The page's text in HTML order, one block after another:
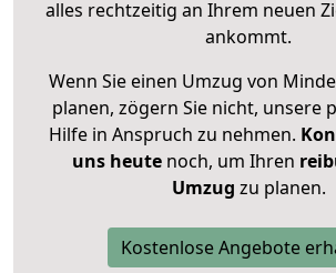
alles rechtzeitig an Ihrem neuen
ankommt.
Wenn Sie einen Umzug von
planen, zögern Sie nicht, unsere
Hilfe in Anspruch zu nehmen.
uns heutenoch, um Ihren
Umzug zu planen.
Kostenlose Angebote